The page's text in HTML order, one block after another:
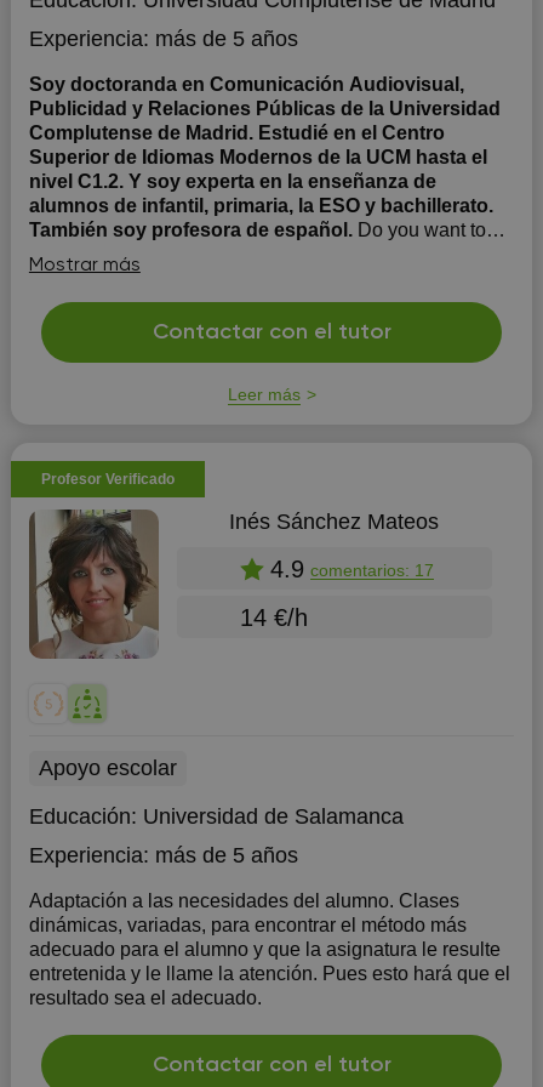
Experiencia: más de 5 años
Soy doctoranda en Comunicación Audiovisual,
Publicidad y Relaciones Públicas de la Universidad
Complutense de Madrid. Estudié en el Centro
Superior de Idiomas Modernos de la UCM hasta el
nivel C1.2. Y soy experta en la enseñanza de
alumnos de infantil, primaria, la ESO y bachillerato.
También soy profesora de español. Do you want to
learn through experience and dramatic conversation? or
Are you preparing for your exams? No worries. I´m here
to help you! El método que utilizo para enseñar inglés a
niños y jóvenes se basa en conversaciones reales con
un toque de actuación dramática. A través del juego, la
Mostrar más
Contactar con el tutor
Leer más
Profesor Verificado
Inés Sánchez Mateos
4.9 comentarios: 17
14 €/h
Apoyo escolar
Educación: Universidad de Salamanca
Experiencia: más de 5 años
Adaptación a las necesidades del alumno. Clases
dinámicas, variadas, para encontrar el método más
adecuado para el alumno y que la asignatura le resulte
entretenida y le llame la atención. Pues esto hará que el
resultado sea el adecuado.
Contactar con el tutor